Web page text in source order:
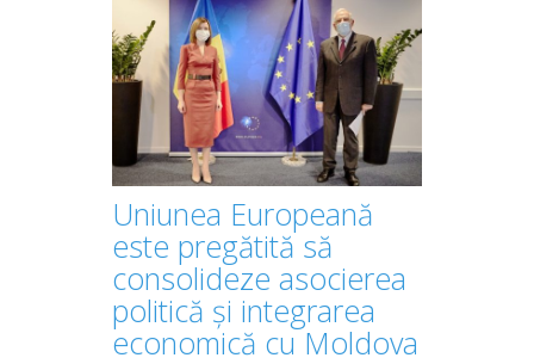
Uniunea Europeană
este pregătită să
consolideze asocierea
politică și integrarea
economică cu Moldova